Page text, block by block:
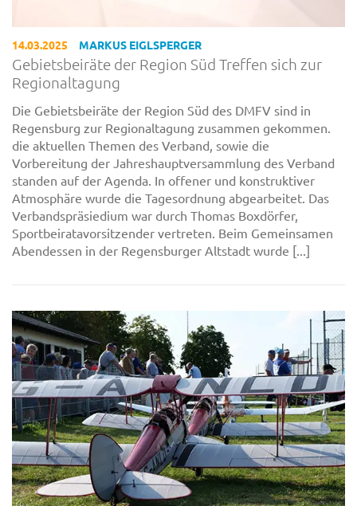
14.03.2025 MARKUS EIGLSPERGER
Gebietsbeiräte der Region Süd Treffen sich zur
Regionaltagung
Die Gebietsbeiräte der Region Süd des DMFV sind in
Regensburg zur Regionaltagung zusammen gekommen.
die aktuellen Themen des Verband, sowie die
Vorbereitung der Jahreshauptversammlung des Verband
standen auf der Agenda. In offener und konstruktiver
Atmosphäre wurde die Tagesordnung abgearbeitet. Das
Verbandspräsiedium war durch Thomas Boxdörfer,
Sportbeiratavorsitzender vertreten. Beim Gemeinsamen
Abendessen in der Regensburger Altstadt wurde [...]